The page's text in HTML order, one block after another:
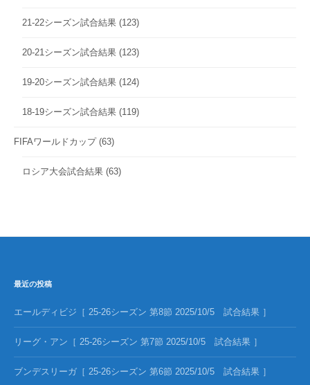
21-22シーズン試合結果 (123)
20-21シーズン試合結果 (123)
19-20シーズン試合結果 (124)
18-19シーズン試合結果 (119)
FIFAワールドカップ(63)
ロシア大会試合結果 (63)
最近の投稿
エールディビジ［ 25-26シーズン 第8節 2025/10/5 試合結果 ］
リーグ・アン［ 25-26シーズン 第7節 2025/10/5 試合結果 ］
ブンデスリーガ［ 25-26シーズン 第6節 2025/10/5 試合結果 ］